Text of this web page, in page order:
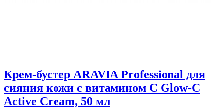
Крем-бустер ARAVIA Professional для
сияния кожи с витамином С Glow-C
Active Cream, 50 мл